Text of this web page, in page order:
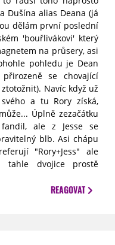
Dušína alias Deana (já
dělám první poslední
'bouřlivákovi' který
na průsery, asi
pohledu je Dean
se chovající
Navíc když už
svého a tu Rory získá,
Úplně zezačátku
ale z Jesse se
blb. Asi chápu
"Rory+Jess" ale
tahle dvojice prostě
REAGOVAT